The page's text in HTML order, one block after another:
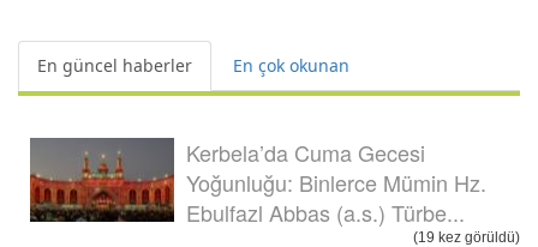
En güncel haberler En çok okunan
Kerbela’da Cuma Gecesi
Yoğunluğu: Binlerce Mümin Hz.
Ebulfazl Abbas (a.s.) Türbe...
(19 kez görüldü)